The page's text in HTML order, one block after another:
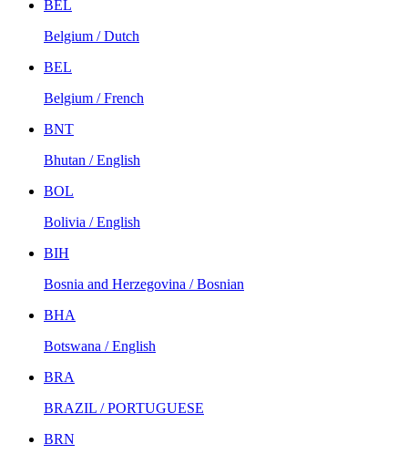
BEL
Belgium / Dutch
BEL
Belgium / French
BNT
Bhutan / English
BOL
Bolivia / English
BIH
Bosnia and Herzegovina / Bosnian
BHA
Botswana / English
BRA
BRAZIL / PORTUGUESE
BRN